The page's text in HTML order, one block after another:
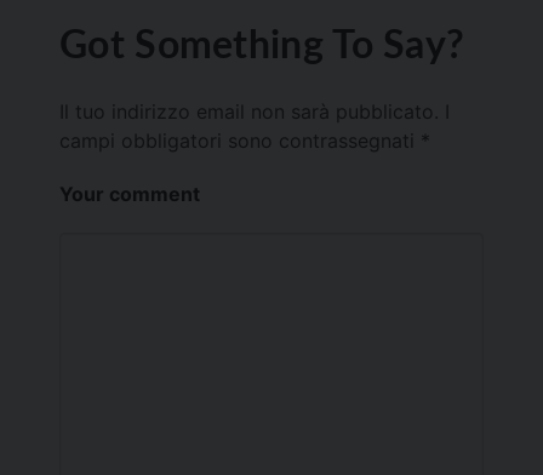
Got Something To Say?
Il tuo indirizzo email non sarà pubblicato.
campi obbligatori sono contrassegnati *
Your comment